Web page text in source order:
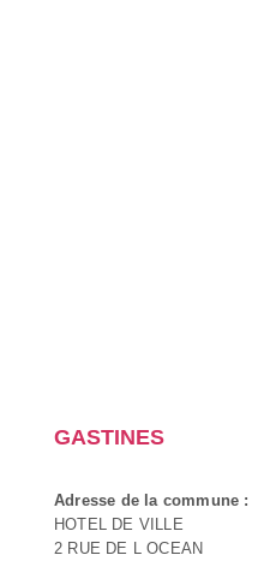
GASTINES
Adresse de la commune :
HOTEL DE VILLE
2 RUE DE L OCEAN